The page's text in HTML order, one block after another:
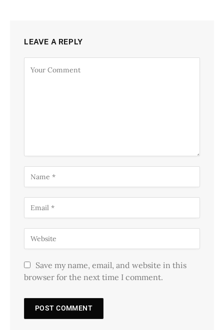
LEAVE A REPLY
Save my name, email, and website in this
browser for the next time I comment.